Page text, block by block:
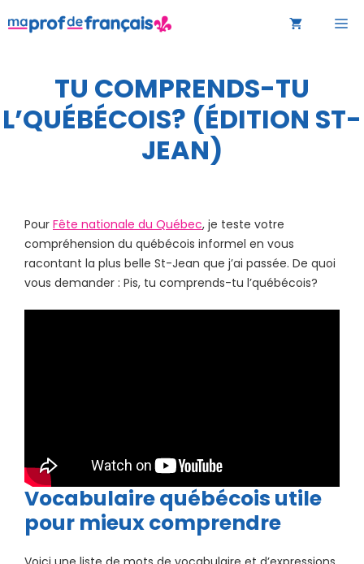
au
TU COMPRENDS-TU
L’QUÉBÉCOIS? (ÉDITION ST-
JEAN)
Pour Fête nationale du Québec, je teste votre
compréhension du québécois informel en vous
racontant la plus belle St-Jean que j’ai passée. De quoi
vous demander : Pis, tu comprends-tu l’québécois?
Vocabulaire québécois utile
pour mieux comprendre